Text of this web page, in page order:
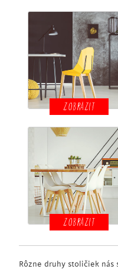
ZOBRAZIT
ZOBRAZIT
Rôzne druhy stoličiek nás